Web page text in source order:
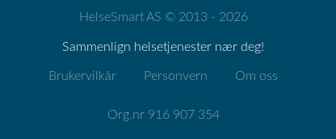
HelseSmart AS © 2013 - 2026
Sammenlign helsetjenester nær deg!
Brukervilkår Personvern Om oss
Org.nr 916 907 354